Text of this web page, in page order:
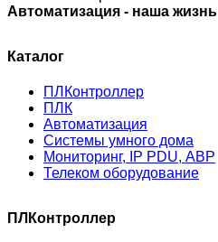
Автоматизация - наша жизнь
Каталог
ПЛКонтроллер
ПЛК
Автоматизация
Системы умного дома
Мониторинг, IP PDU, АВР
Телеком оборудование
ПЛКонтроллер